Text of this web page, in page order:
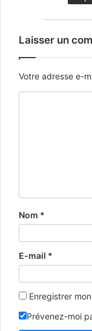
Laisser un
Votre adresse e-
Nom *
E-mail *
Enregistrer
Prévenez-moi